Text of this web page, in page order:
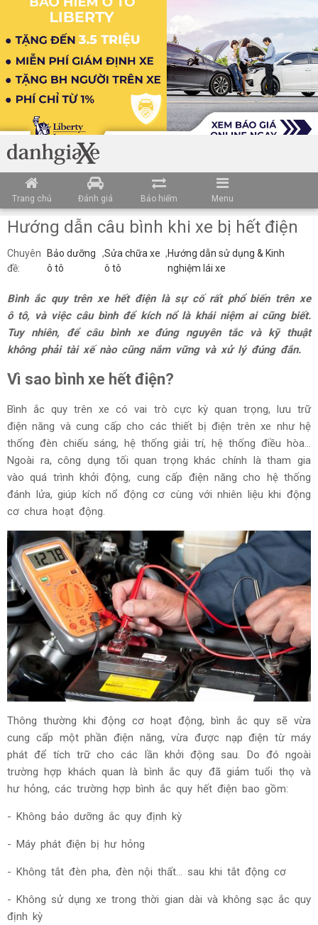
Trang chủ Đánh giá Bảo hiểm Menu
Hướng dẫn câu bình khi xe bị hết điện
Chuyên
đề:
Bảo dưỡng
ô tô
,Sửa chữa xe
ô tô
,Hướng dẫn sử dụng & Kinh
nghiệm lái xe
Bình ắc quy trên xe hết điện là sự cố rất phổ biến trên xe
ô tô, và việc câu bình để kích nổ là khái niệm ai cũng biết.
Tuy nhiên, để câu bình xe đúng nguyên tắc và kỹ thuật
không phải tài xế nào cũng nắm vững và xử lý đúng đắn.
Vì sao bình xe hết điện?
Bình ắc quy trên xe có vai trò cực kỳ quan trọng, lưu trữ
điện năng và cung cấp cho các thiết bị điện trên xe như hệ
thống đèn chiếu sáng, hệ thống giải trí, hệ thống điều hòa...
Ngoài ra, công dụng tối quan trọng khác chính là tham gia
vào quá trình khởi động, cung cấp điện năng cho hệ thống
đánh lửa, giúp kích nổ động cơ cùng với nhiên liệu khi động
cơ chưa hoạt động.
Thông thường khi động cơ hoạt động, bình ắc quy sẽ vừa
cung cấp một phần điện năng, vừa được nạp điện từ máy
phát để tích trữ cho các lần khởi động sau. Do đó ngoài
trường hợp khách quan là bình ắc quy đã giảm tuổi thọ và
hư hỏng, các trường hợp bình ắc quy hết điện bao gồm:
- Không bảo dưỡng ắc quy định kỳ
- Máy phát điện bị hư hỏng
- Không tắt đèn pha, đèn nội thất... sau khi tắt động cơ
- Không sử dụng xe trong thời gian dài và không sạc ắc quy
định kỳ